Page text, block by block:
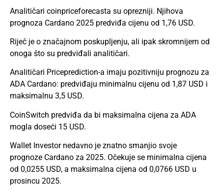
Analitičari coinpriceforecasta su oprezniji. Njihova
prognoza Cardano 2025 predviđa cijenu od 1,76 USD.
Riječ je o značajnom poskupljenju, ali ipak skromnijem od
onoga što su predviđali analitičari.
Analitičari Priceprediction-a imaju pozitivniju prognozu za
ADA Cardano: predviđaju minimalnu cijenu od 1,87 USD i
maksimalnu 3,5 USD.
CoinSwitch predviđa da bi maksimalna cijena za ADA
mogla doseći 15 USD.
Wallet Investor nedavno je znatno smanjio svoje
prognoze Cardano za 2025. Očekuje se minimalna cijena
od 0,0255 USD, a maksimalna cijena od 0,0766 USD u
prosincu 2025.